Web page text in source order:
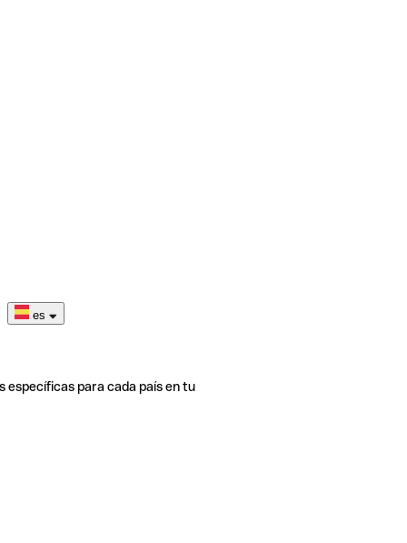
es
específicas para cada país en tu